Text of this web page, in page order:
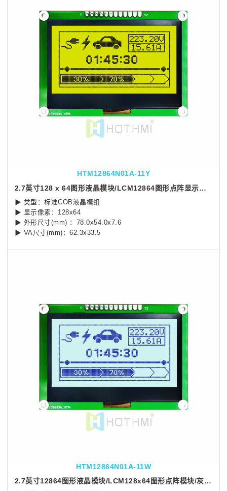
HTM12864N01A-11Y
2.7英寸128 x 64图形液晶模块/LCM12864图形点阵显示屏模块
▶ 类型：标准COB液晶模组
▶ 显示像素：128x64
▶ 外形尺寸(mm) ：78.0x54.0x7.6
▶ VA尺寸(mm)：62.3x33.5
HTM12864N01A-11W
2.7英寸12864图形液晶模块/LCM128x64图形点阵模块/灰底蓝字/ST7567控制器/STN+